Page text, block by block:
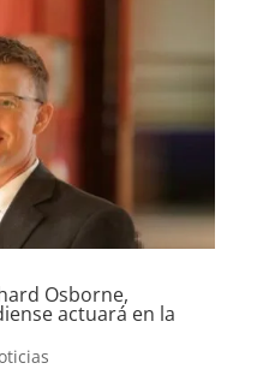
Osborne,
actuará en la